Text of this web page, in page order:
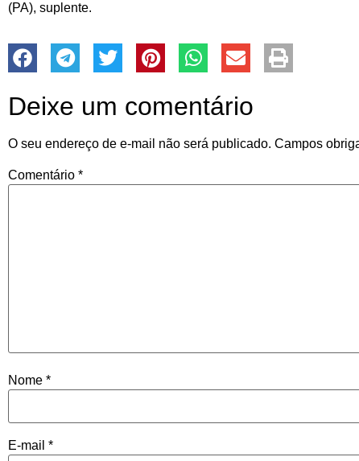
(PA), suplente.
Deixe um comentário
O seu endereço de e-mail não será publicado. Campos
Comentário *
Nome *
E-mail *